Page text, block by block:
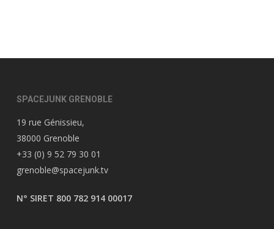
SPACEJUNK GRENOBLE
19 rue Génissieu,
38000 Grenoble
+33 (0) 9 52 79 30 01
grenoble@spacejunk.tv
N° SIRET 800 782 914 00017